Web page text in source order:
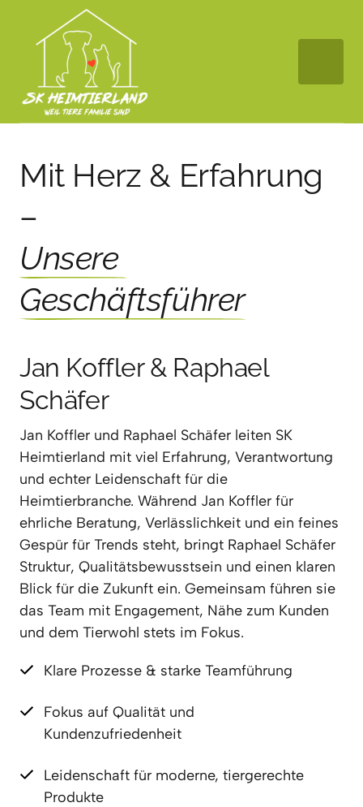
Mit Herz & Erfahrung
–
Unsere
Geschäftsführer
Jan Koffler & Raphael
Schäfer
Jan Koffler und Raphael Schäfer leiten SK
Heimtierland mit viel Erfahrung, Verantwortung
und echter Leidenschaft für die
Heimtierbranche. Während Jan Koffler für
ehrliche Beratung, Verlässlichkeit und ein feines
Gespür für Trends steht, bringt Raphael Schäfer
Struktur, Qualitätsbewusstsein und einen klaren
Blick für die Zukunft ein. Gemeinsam führen sie
das Team mit Engagement, Nähe zum Kunden
und dem Tierwohl stets im Fokus.
Klare Prozesse & starke Teamführung
Fokus auf Qualität und
Kundenzufriedenheit
Leidenschaft für moderne, tiergerechte
Produkte